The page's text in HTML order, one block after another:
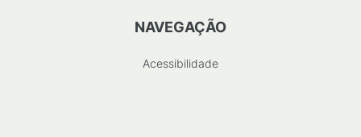
NAVEGAÇÃO
Acessibilidade